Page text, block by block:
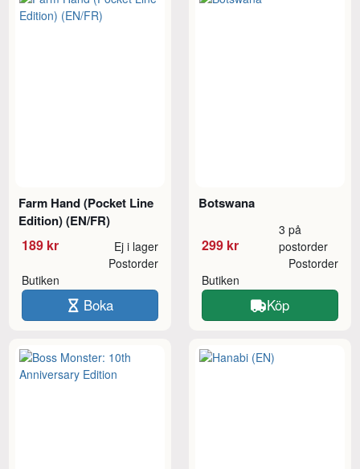
Farm Hand (Pocket Line
Edition) (EN/FR)
189 kr Ej i lager
Butiken
Postorder
Boka
Botswana
299 kr
3 på
postorder
Butiken
Postorder
Köp